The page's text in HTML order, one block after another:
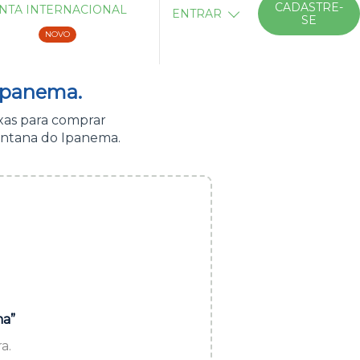
INTERNACIONAL
NOVO
ENTRAR
CADASTRE-
SE
para comprar
do Ipanema.